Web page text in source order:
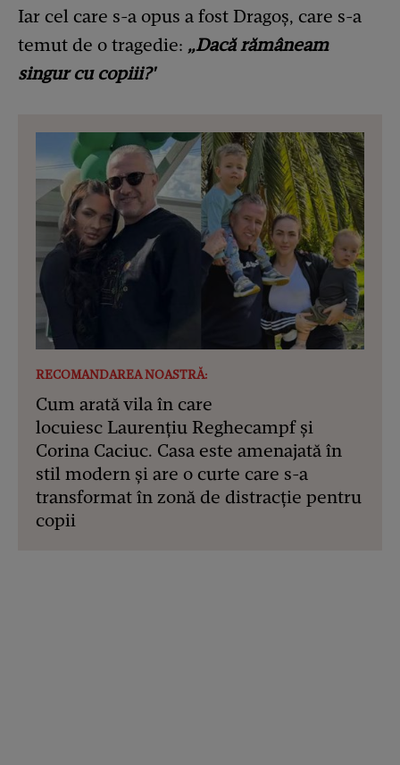
Iar cel care s-a opus a fost Dragoș, care s-a
temut de o tragedie: „Dacă rămâneam
singur cu copiii?'
RECOMANDAREA NOASTRĂ:
Cum arată vila în care
locuiesc Laurențiu Reghecampf și
Corina Caciuc. Casa este amenajată în
stil modern și are o curte care s-a
transformat în zonă de distracție pentru
copii